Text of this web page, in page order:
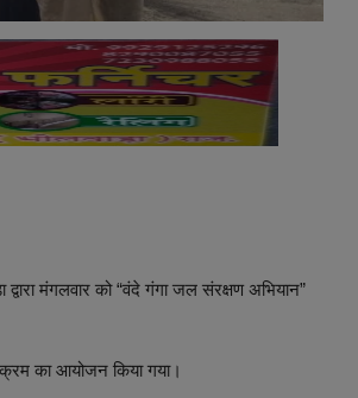
मंगलवार को “वंदे गंगा जल संरक्षण अभियान”
का आयोजन किया गया।